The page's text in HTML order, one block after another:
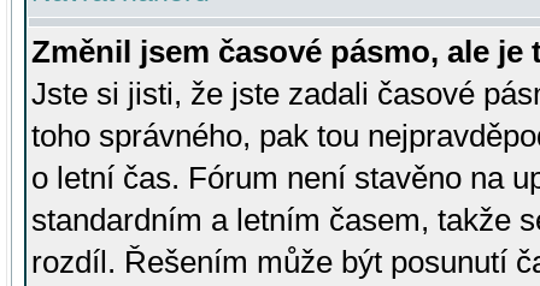
Změnil jsem časové pásmo, ale je
Jste si jisti, že jste zadali časové
toho správného, pak tou
o letní čas. Fórum není stavěno na
standardním a letním časem, takže
rozdíl. Řešením může být posunutí